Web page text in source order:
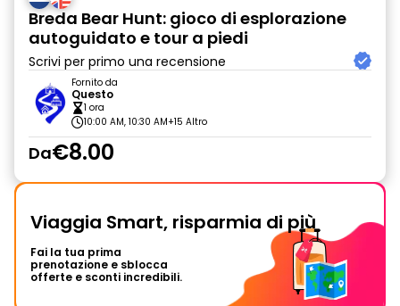
Breda Bear Hunt: gioco di esplorazione
autoguidato e tour a piedi
Scrivi per primo una recensione
Fornito da
Questo
1 ora
10:00 AM, 10:30 AM+15 Altro
Da€8.00
Viaggia Smart, risparmia di più
Fai la tua prima
prenotazione e sblocca
offerte e sconti incredibili.